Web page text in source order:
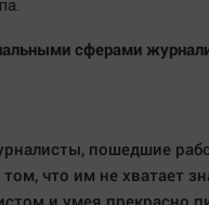
сферами
пошедшие
что им не хватает
и умея прекрасно